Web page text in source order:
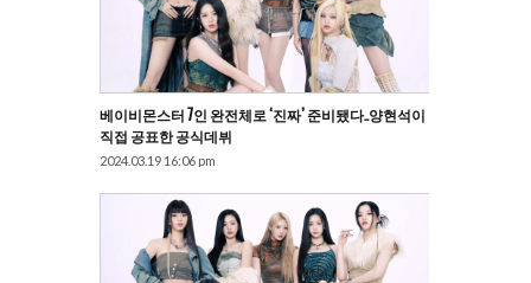
베이비몬스터 7인 완전체로 ‘진짜’ 준비됐다..양현석이
직접 공표한 공식데뷔
2024.03.19 16:06 pm